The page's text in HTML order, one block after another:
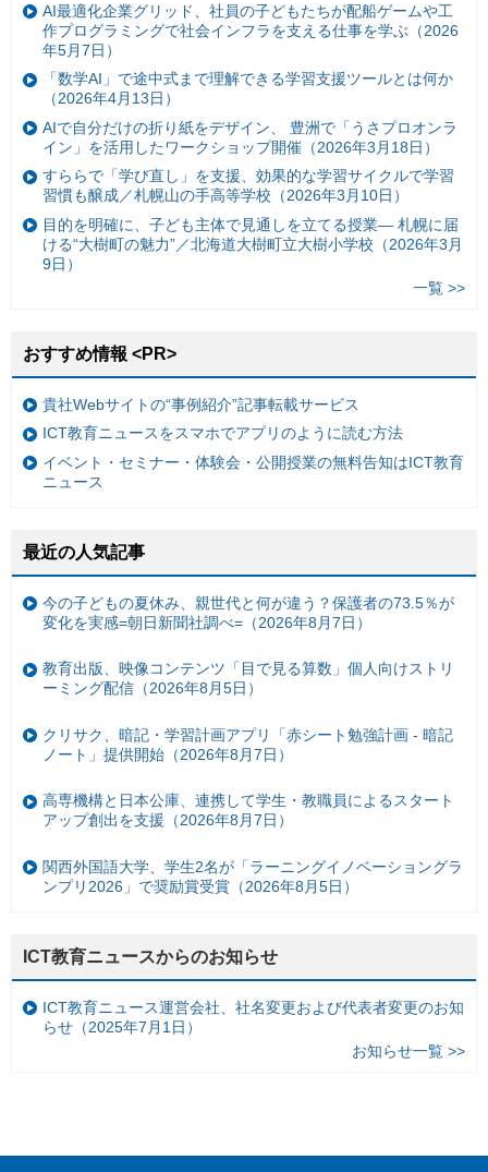
AI最適化企業グリッド、社員の子どもたちが配船ゲームや工
作プログラミングで社会インフラを支える仕事を学ぶ（2026
年5月7日）
「数学AI」で途中式まで理解できる学習支援ツールとは何か
（2026年4月13日）
AIで自分だけの折り紙をデザイン、 豊洲で「うさプロオンラ
イン」を活用したワークショップ開催（2026年3月18日）
すららで「学び直し」を支援、効果的な学習サイクルで学習
習慣も醸成／札幌山の手高等学校（2026年3月10日）
目的を明確に、子ども主体で見通しを立てる授業— 札幌に届
ける“大樹町の魅力”／北海道大樹町立大樹小学校（2026年3月
9日）
一覧 >>
おすすめ情報 <PR>
貴社Webサイトの“事例紹介”記事転載サービス
ICT教育ニュースをスマホでアプリのように読む方法
イベント・セミナー・体験会・公開授業の無料告知はICT教育
ニュース
最近の人気記事
今の子どもの夏休み、親世代と何が違う？保護者の73.5％が
変化を実感=朝日新聞社調べ=（2026年8月7日）
教育出版、映像コンテンツ「目で見る算数」個人向けストリ
ーミング配信（2026年8月5日）
クリサク、暗記・学習計画アプリ「赤シート勉強計画 - 暗記
ノート」提供開始（2026年8月7日）
高専機構と日本公庫、連携して学生・教職員によるスタート
アップ創出を支援（2026年8月7日）
関西外国語大学、学生2名が「ラーニングイノベーショングラ
ンプリ2026」で奨励賞受賞（2026年8月5日）
ICT教育ニュースからのお知らせ
ICT教育ニュース運営会社、社名変更および代表者変更のお知
らせ（2025年7月1日）
お知らせ一覧 >>